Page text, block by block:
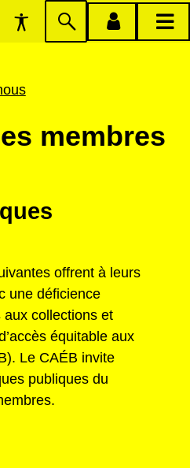
Préférences
d'accessibilité
Passer
menu
menu
membres
offrent à leurs
une déficience
aux collections et
équitable aux
Le CAÉB invite
publiques du